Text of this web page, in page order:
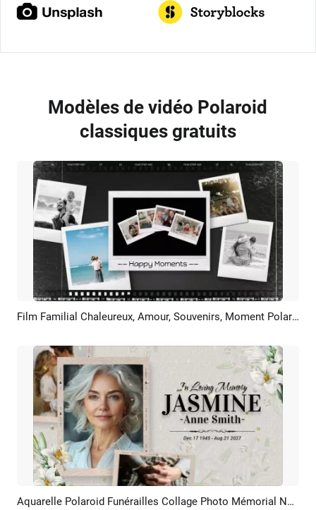
Modèles de vidéo Polaroid
classiques gratuits
Aperçu Créer IA Film Familial Chaleureux, Amour, Souvenirs, Moment Polaroid, Collage Photo, Diaporama
Aperçu Créer IA Aquarelle Polaroid Funérailles Collage Photo Mémorial Nécrologie Diaporama